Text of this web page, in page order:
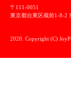
〒111-0051
東京都台東区蔵前1-8-2
2020. Copyright (C)